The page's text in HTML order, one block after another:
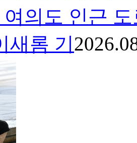
여의도 인근
새롬 기